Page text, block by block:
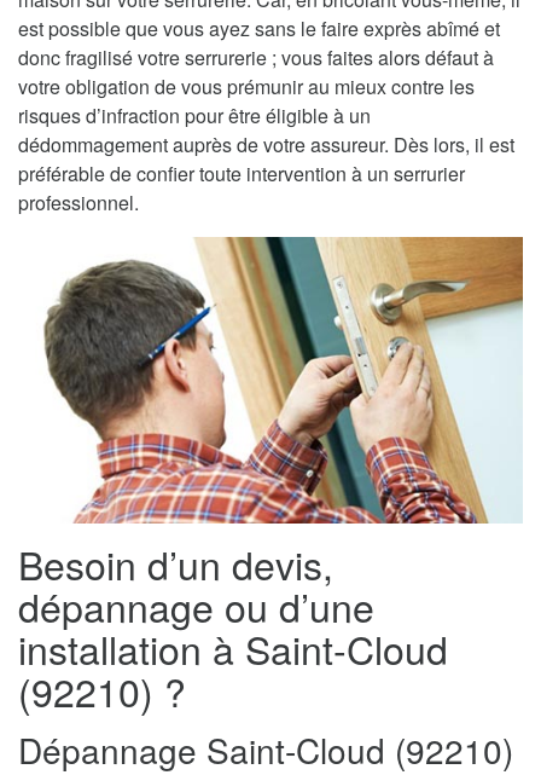
est possible que vous ayez sans le faire exprès abîmé et
donc fragilisé votre serrurerie ; vous faites alors défaut à
votre obligation de vous prémunir au mieux contre les
risques d’infraction pour être éligible à un
dédommagement auprès de votre assureur. Dès lors, il est
préférable de confier toute intervention à un serrurier
professionnel.
Besoin d’un devis,
dépannage ou d’une
installation à Saint-Cloud
(92210) ?
Dépannage Saint-Cloud (92210)